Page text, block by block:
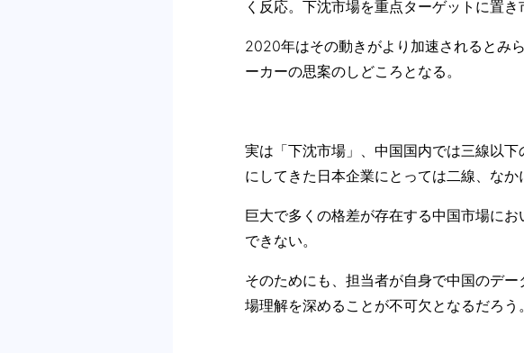
く反応。下沈市場を重点ターゲットに置き
2020年はその動きがより加速されるとみ
ーカーの思案のしどころとなる。
実は「下沈市場」、中国国内では三線以
にしてきた日本企業にとっては二線、な
巨大で多くの格差が存在する中国市場に
できない。
そのためにも、担当者が自身で中国のデ
場理解を深めることが不可欠となるだろう。